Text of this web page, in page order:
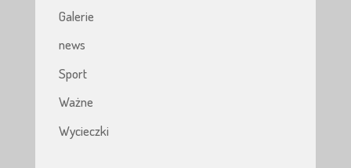
Galerie
news
Sport
Ważne
Wycieczki